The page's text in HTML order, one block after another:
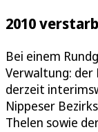
2010
Bei einem
Verwaltung: der
derzeit
Nippeser
Thelen sowie